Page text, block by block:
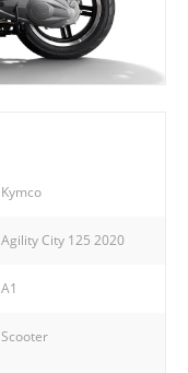
Kymco
Agility City 125 2020
A1
Scooter